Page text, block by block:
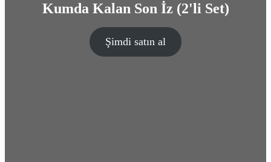
Kumda Kalan Son İz (2'li Set)
Şimdi satın al